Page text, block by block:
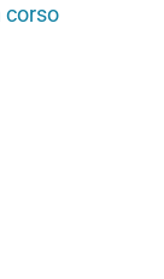
corso